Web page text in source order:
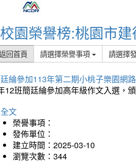
校園榮譽榜:桃園市
回首頁 請選擇榮譽事項 請選擇
綸參加113年第二期小桃子樂園網
12班簡廷綸參加高年級作文入選，
文
榮譽事項：
發佈單位：
建立時間：2025-03-10
瀏覽次數：344